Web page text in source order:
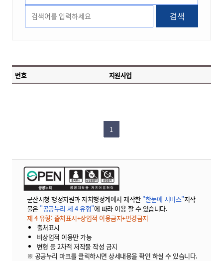
검색
번호 지원사업
1
군산시청 행정지원과 자치행정계에서 제작한 "한눈에 서비스"저작
물은 "공공누리 제 4 유형"에 따라 이용 할 수 있습니다.
제 4 유형: 출처표시+상업적 이용금지+변경금지
출처표시
비상업적 이용만 가능
변형 등 2차적 저작물 작성 금지
※ 공공누리 마크를 클릭하시면 상세내용을 확인 하실 수 있습니다.